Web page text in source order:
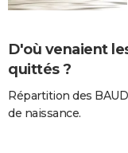
D'où venaient
quittés ?
Répartition des
de naissance.